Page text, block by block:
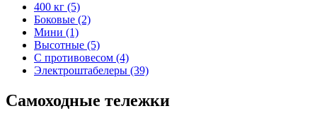
400 кг (5)
Боковые (2)
Мини (1)
Высотные (5)
С противовесом (4)
Электроштабелеры (39)
Самоходные тележки